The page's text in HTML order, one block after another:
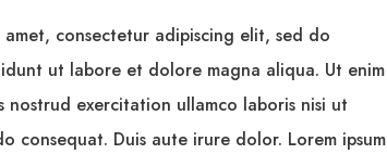
amet, consectetur adipiscing elit, sed do
ut labore et dolore magna aliqua. Ut enim
nostrud exercitation ullamco laboris nisi ut
consequat. Duis aute irure dolor. Lorem ipsum